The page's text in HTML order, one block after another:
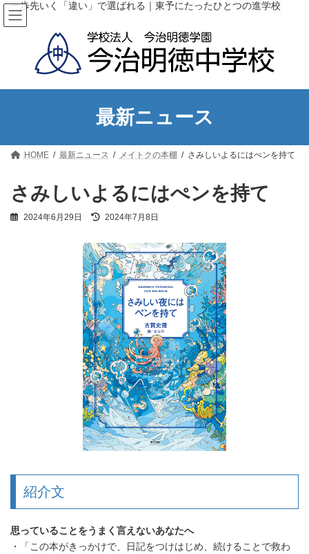
コ
ン
テ
キ
ナ
ビ
ゲ
に
一歩先いく「違い」で選ばれる｜東予にたったひとつの進学校
最新ニュース
HOME 最新ニュース メイトクの本棚 さみしいよるにはぺンを持て
さみしいよるにはぺンを持て
2024年6月29日
最
新
日
時
:
2024年7月8日
紹介文
思っていることをうまく言えないあなたへ
・「この本がきっかけで、日記をつけはじめ、続けることで救わ